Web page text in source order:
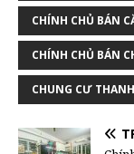
CHÍNH CHỦ BÁN
CHÍNH CHỦ BÁN
CHUNG CƯ